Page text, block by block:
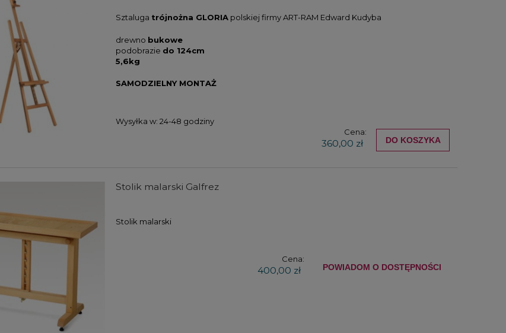
Sztaluga trójnożna GLORIApolskiej firmy ART-RAM Edward Kudyba
drewno bukowe
podobrazie do 124cm
5,6kg
SAMODZIELNY MONTAŻ
Wysyłka w: 24-48 godziny
Cena:
360,00 zł DO KOSZYKA
Stolik malarski Galfrez
Stolik malarski
Cena:
400,00 zł POWIADOM O DOSTĘPNOŚCI